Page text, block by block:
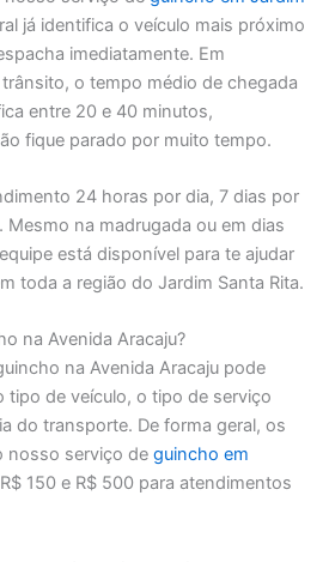
já identifica o veículo mais próximo
imediatamente. Em
o tempo médio de chegada
entre 20 e 40 minutos,
fique parado por muito tempo.
24 horas por dia, 7 dias por
Mesmo na madrugada ou em dias
está disponível para te ajudar
toda a região do Jardim Santa Rita.
na Avenida Aracaju?
na Avenida Aracaju pode
tipo de veículo, o tipo de serviço
do transporte. De forma geral, os
nosso serviço de guincho em
150 e R$ 500 para atendimentos